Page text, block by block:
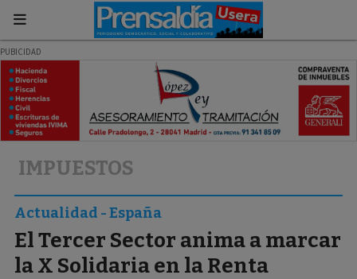
IMPUESTOS
El Tercer Sector anima a marcar
la X Solidaria en la Renta
Actualidad - España